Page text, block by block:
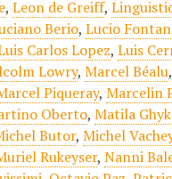
, Leon de Greiff,
Berio, Lucio
Carlos Lopez, Luis
Lowry, Marcel Béalu,
Piqueray, Marcelin
Oberto, Matila
Butor, Michel
Rukeyser, Nanni